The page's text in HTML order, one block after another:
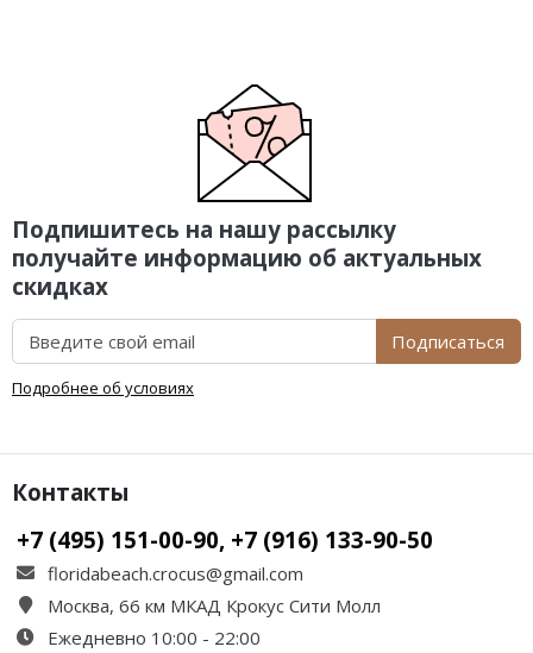
Подпишитесь на нашу рассылку
получайте информацию об актуальных
скидках
Подписаться
Подробнее об условиях
Контакты
+7 (495) 151-00-90, +7 (916) 133-90-50
floridabeach.crocus@gmail.com
Москва, 66 км МКАД Крокус Сити Молл
Ежедневно 10:00 - 22:00